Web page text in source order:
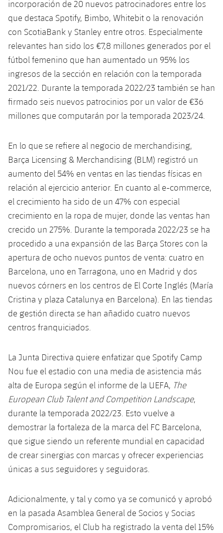
incorporación de 20 nuevos patrocinadores entre los
que destaca Spotify, Bimbo, Whitebit o la renovación
con ScotiaBank y Stanley entre otros. Especialmente
relevantes han sido los €7,8 millones generados por el
fútbol femenino que han aumentado un 95% los
ingresos de la sección en relación con la temporada
2021/22. Durante la temporada 2022/23 también se han
firmado seis nuevos patrocinios por un valor de €36
millones que computarán por la temporada 2023/24.
En lo que se refiere al negocio de merchandising,
Barça Licensing & Merchandising (BLM) registró un
aumento del 54% en ventas en las tiendas físicas en
relación al ejercicio anterior. En cuanto al e-commerce,
el crecimiento ha sido de un 47% con especial
crecimiento en la ropa de mujer, donde las ventas han
crecido un 275%. Durante la temporada 2022/23 se ha
procedido a una expansión de las Barça Stores con la
apertura de ocho nuevos puntos de venta: cuatro en
Barcelona, ​​uno en Tarragona, uno en Madrid y dos
nuevos córners en los centros de El Corte Inglés (María
Cristina y plaza Catalunya en Barcelona). En las tiendas
de gestión directa se han añadido cuatro nuevos
centros franquiciados.
La Junta Directiva quiere enfatizar que Spotify Camp
Nou fue el estadio con una media de asistencia más
alta de Europa según el informe de la UEFA, The
European Club Talent and Competition Landscape,
durante la temporada 2022/23. Esto vuelve a
demostrar la fortaleza de la marca del FC Barcelona,
que sigue siendo un referente mundial en capacidad
de crear sinergias con marcas y ofrecer experiencias
únicas a sus seguidores y seguidoras.
Adicionalmente, y tal y como ya se comunicó y aprobó
en la pasada Asamblea General de Socios y Socias
Compromisarios, el Club ha registrado la venta del 15%